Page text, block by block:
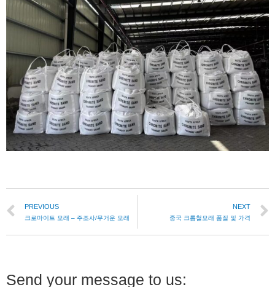
PREVIOUS
크로마이트 모래 – 주조사/무거운 모래
NEXT
중국 크롬철모래 품질 및 가격
Send your message to us: